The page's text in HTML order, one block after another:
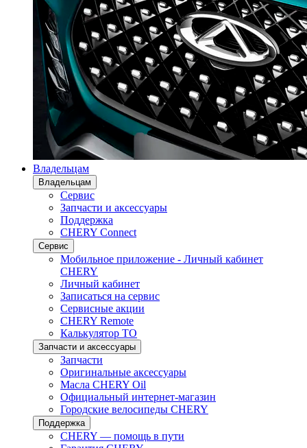
Владельцам
Владельцам
Сервис
Запчасти и аксессуары
Поддержка
CHERY Connect
Сервис
Мобильное приложение - Личный кабинет
CHERY
Личный кабинет
Записаться на сервис
Сервисные акции
CHERY Remote
Калькулятор ТО
Запчасти и аксессуары
Запчасти
Оригинальные аксессуары
Масла CHERY Oil
Официальный интернет-магазин
Городские велосипеды CHERY
Поддержка
CHERY — помощь в пути